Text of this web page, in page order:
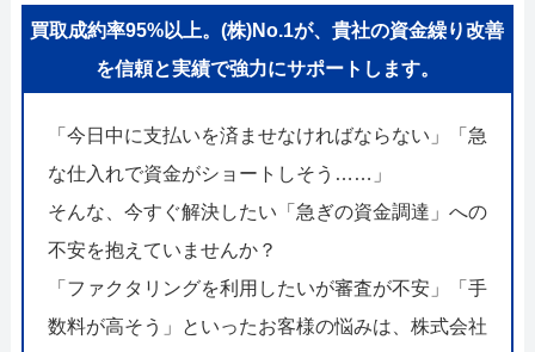
買取成約率95%以上。(株)No.1が、貴社の資金繰り改善
を信頼と実績で強力にサポートします。
「今日中に支払いを済ませなければならない」「急
な仕入れで資金がショートしそう……」
そんな、今すぐ解決したい「急ぎの資金調達」への
不安を抱えていませんか？
「ファクタリングを利用したいが審査が不安」「手
数料が高そう」といったお客様の悩みは、株式会社